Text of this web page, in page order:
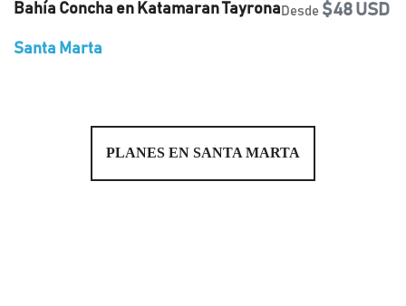
Bahía Concha en Katamaran Tayrona Desde $48 USD
Santa Marta
PLANES EN SANTA MARTA